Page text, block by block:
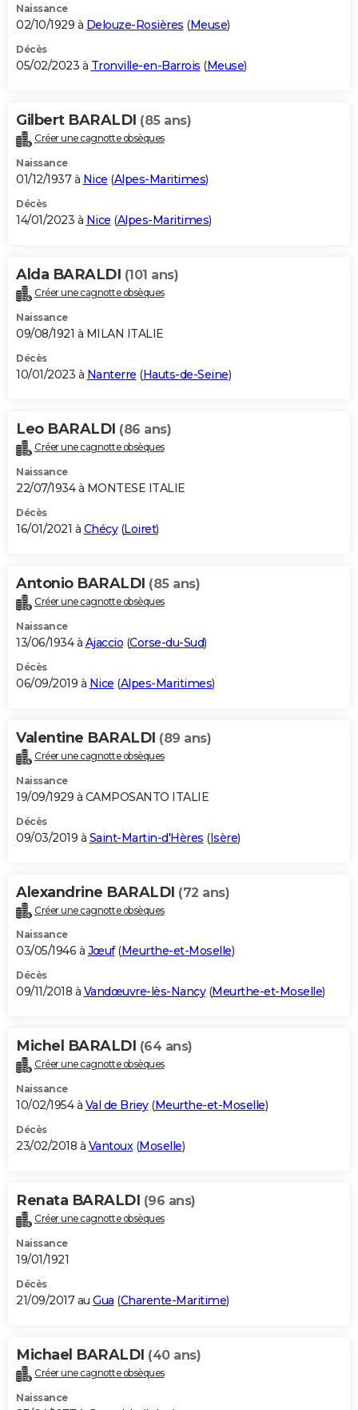
Naissance
02/10/1929 à Delouze-Rosières (Meuse)
Décès
05/02/2023 à Tronville-en-Barrois (Meuse)
Gilbert BARALDI (85 ans)
Créer une cagnotte obsèques
Naissance
01/12/1937 à Nice (Alpes-Maritimes)
Décès
14/01/2023 à Nice (Alpes-Maritimes)
Alda BARALDI (101 ans)
Créer une cagnotte obsèques
Naissance
09/08/1921 à MILAN ITALIE
Décès
10/01/2023 à Nanterre (Hauts-de-Seine)
Leo BARALDI (86 ans)
Créer une cagnotte obsèques
Naissance
22/07/1934 à MONTESE ITALIE
Décès
16/01/2021 à Chécy(Loiret)
Antonio BARALDI (85 ans)
Créer une cagnotte obsèques
Naissance
13/06/1934 à Ajaccio (Corse-du-Sud)
Décès
06/09/2019 à Nice (Alpes-Maritimes)
Valentine BARALDI (89 ans)
Créer une cagnotte obsèques
Naissance
19/09/1929 à CAMPOSANTO ITALIE
Décès
09/03/2019 à Saint-Martin-d'Hères (Isère)
Alexandrine BARALDI (72 ans)
Créer une cagnotte obsèques
Naissance
03/05/1946 à Jœuf(Meurthe-et-Moselle)
Décès
09/11/2018 à Vandœuvre-lès-Nancy(Meurthe-et-Moselle)
Michel BARALDI (64 ans)
Créer une cagnotte obsèques
Naissance
10/02/1954 à Val de Briey(Meurthe-et-Moselle)
Décès
23/02/2018 à Vantoux(Moselle)
Renata BARALDI (96 ans)
Créer une cagnotte obsèques
Naissance
19/01/1921
Décès
21/09/2017 au Gua (Charente-Maritime)
Michael BARALDI (40 ans)
Créer une cagnotte obsèques
Naissance